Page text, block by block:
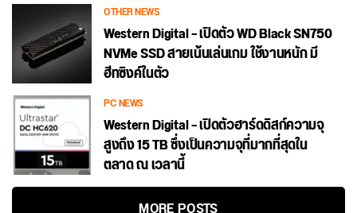
OTHER NEWS
Western Digital – เปิดตัว WD Black SN750
NVMe SSD สายเน้นเล่นเกม ใช้งานหนัก มี
ฮีทซิงค์ในตัว
PC NEWS
Western Digital – เปิดตัวฮาร์ดดิสก์ความจุ
สูงถึง 15 TB ซึ่งเป็นความจุที่มากที่สุดใน
ตลาด ณ เวลานี้